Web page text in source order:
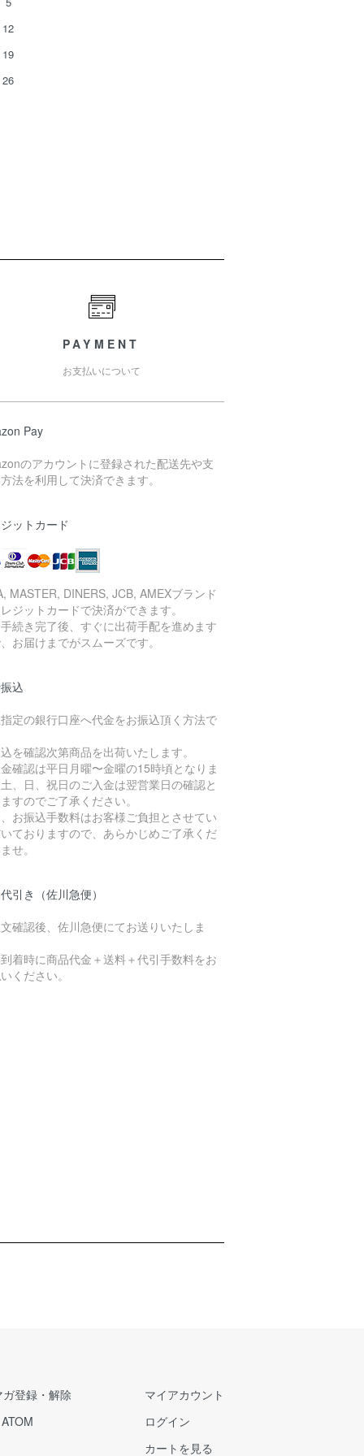
12
19
26
PAYMENT
お支払いについて
Pay
のアカウントに登録された配送先や支
法を利用して決済できます。
ットカード
MASTER, DINERS, JCB, AMEXブランド
ジットカードで決済ができます。
続き完了後、すぐに出荷手配を進めます
お届けまでがスムーズです。
込
定の銀行口座へ代金をお振込頂く方法で
を確認次第商品を出荷いたします。
確認は平日月曜〜金曜の15時頃となりま
、日、祝日のご入金は翌営業日の確認と
すのでご了承ください。
お振込手数料はお客様ご負担とさせてい
ておりますので、あらかじめご了承くだ
せ。
引き（佐川急便）
確認後、佐川急便にてお送りいたしま
着時に商品代金＋送料＋代引手数料をお
ください。
ガ登録・解除
ATOM
マイアカウント
ログイン
カートを見る